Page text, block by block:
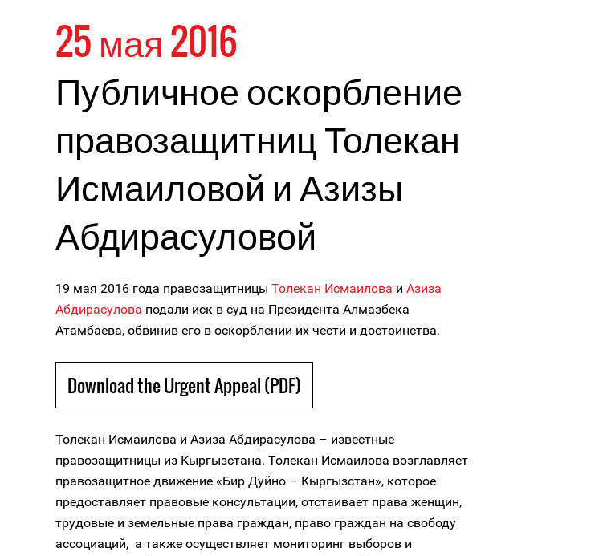
25 мая 2016
Публичное оскорбление
правозащитниц Толекан
Исмаиловой и Азизы
Абдирасуловой
19 мая 2016 года правозащитницы Толекан Исмаилова и Азиза
Абдирасулова подали иск в суд на Президента Алмазбека
Атамбаева, обвинив его в оскорблении их чести и достоинства.
Download the Urgent Appeal (PDF)
Толекан Исмаилова и Азиза Абдирасулова – известные
правозащитницы из Кыргызстана. Толекан Исмаилова возглавляет
правозащитное движение «Бир Дуйно – Кыргызстан», которое
предоставляет правовые консультации, отстаивает права женщин,
трудовые и земельные права граждан, право граждан на свободу
ассоциаций, а также осуществляет мониторинг выборов и